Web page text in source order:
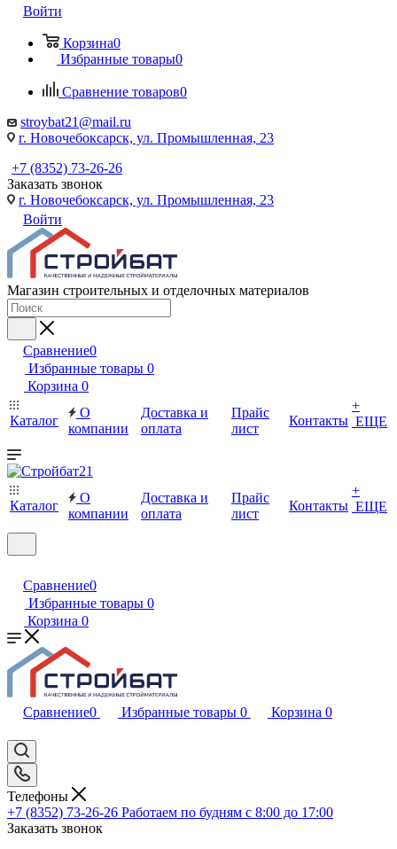
Войти
Корзина0
Избранные товары0
Сравнение товаров0
stroybat21@mail.ru
г. Новочебоксарск, ул. Промышленная, 23
+7 (8352) 73-26-26
Заказать звонок
г. Новочебоксарск, ул. Промышленная, 23
Войти
Магазин строительных и отделочных материалов
Сравнение0
Избранные товары 0
Корзина 0
Каталог
О
компании
Доставка и
оплата
Прайс
лист
Контакты
+
ЕЩЕ
Каталог
О
компании
Доставка и
оплата
Прайс
лист
Контакты
+
ЕЩЕ
Сравнение0
Избранные товары 0
Корзина 0
Сравнение0 Избранные товары 0 Корзина 0
Телефоны
+7 (8352) 73-26-26 Работаем по будням с 8:00 до 17:00
Заказать звонок